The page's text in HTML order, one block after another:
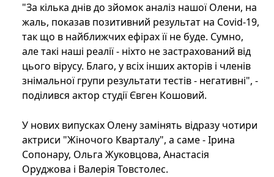
"За кілька днів до зйомок аналіз нашої Олени, на
жаль, показав позитивний результат на Covid-19,
так що в найближчих ефірах її не буде. Сумно,
але такі наші реалії - ніхто не застрахований від
цього вірусу. Благо, у всіх інших акторів і членів
знімальної групи результати тестів - негативні", -
поділився актор студії Євген Кошовий.
У нових випусках Олену замінять відразу чотири
актриси "Жіночого Кварталу", а саме - Ірина
Сопонару, Ольга Жуковцова, Анастасія
Оруджова і Валерія Товстолес.